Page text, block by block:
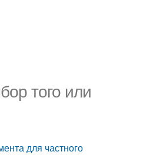
того или
для частного